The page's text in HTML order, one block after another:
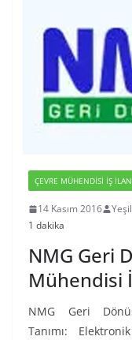
ÇEVRE MÜHENDISI İŞ
14 Kasım 2016
1 dakika
NMG Geri
Mühendisi
NMG Geri
Tanımı: